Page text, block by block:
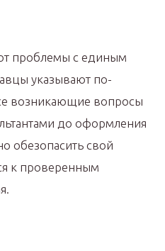
проблемы с единым
указывают по-
возникающие вопросы
до оформления
обезопасить свой
к проверенным